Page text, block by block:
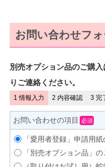
お問い合わせフ
別売オプション品のご購
りご連絡ください。